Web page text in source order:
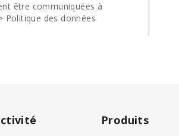
être communiquées à
Politique des données
Produits